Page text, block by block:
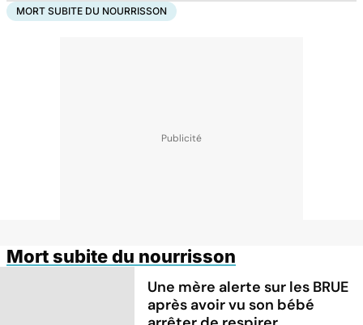
MORT SUBITE DU NOURRISSON
Mort subite du nourrisson
Une mère alerte sur les BRUE
après avoir vu son bébé